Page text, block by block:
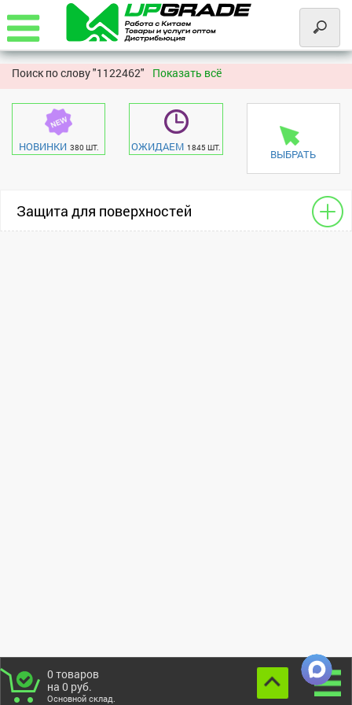
Поиск по слову "1122462" Показать всё
НОВИНКИ 380 ШТ. ОЖИДАЕМ 1845 ШТ. ВЫБРАТЬ
Защита для поверхностей
0 товаров
на 0 руб.
Основной склад.